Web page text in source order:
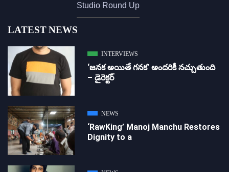
Studio Round Up
LATEST NEWS
INTERVIEWS
‘జ‌న‌క అయితే గ‌న‌క‌’ అందరికీ నచ్చుతుంది
– డైరెక్ట‌ర్
NEWS
‘RawKing’ Manoj Manchu Restores
Dignity to a